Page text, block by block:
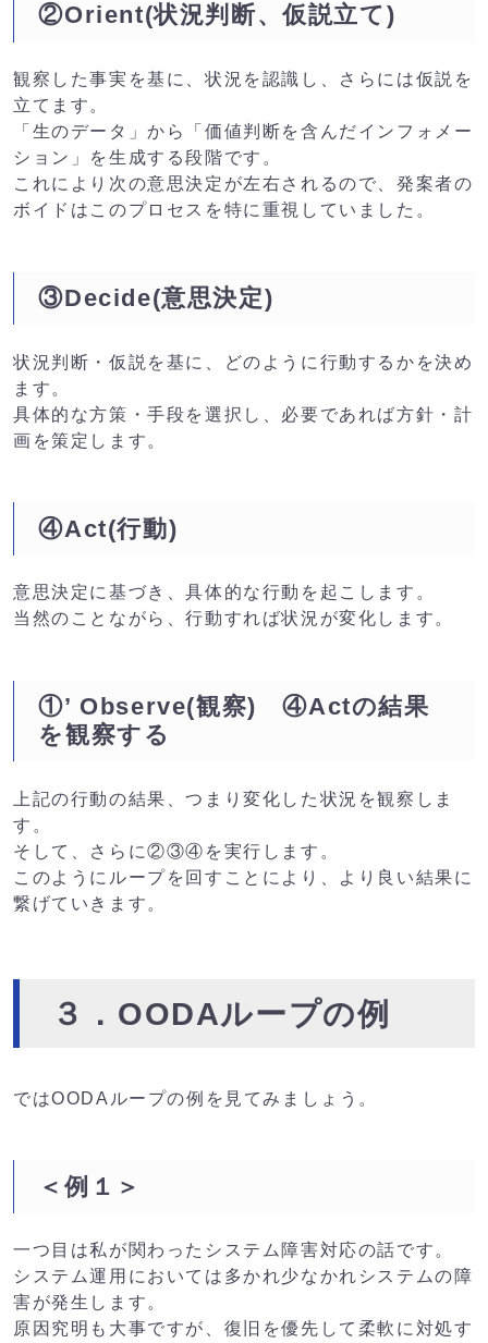
②Orient(状況判断、仮説立て)
観察した事実を基に、状況を認識し、さらには仮説を
立てます。
「生のデータ」から「価値判断を含んだインフォメー
ション」を生成する段階です。
これにより次の意思決定が左右されるので、発案者の
ボイドはこのプロセスを特に重視していました。
③Decide(意思決定)
状況判断・仮説を基に、どのように行動するかを決め
ます。
具体的な方策・手段を選択し、必要であれば方針・計
画を策定します。
④Act(行動)
意思決定に基づき、具体的な行動を起こします。
当然のことながら、行動すれば状況が変化します。
①’ Observe(観察) ④Actの結果
を観察する
上記の行動の結果、つまり変化した状況を観察しま
す。
そして、さらに②③④を実行します。
このようにループを回すことにより、より良い結果に
繋げていきます。
３．OODAループの例
ではOODAループの例を見てみましょう。
＜例１＞
一つ目は私が関わったシステム障害対応の話です。
システム運用においては多かれ少なかれシステムの障
害が発生します。
原因究明も大事ですが、復旧を優先して柔軟に対処す